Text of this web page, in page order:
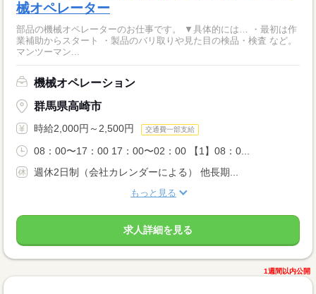
械オペレーター
部品の機械オペレーターのお仕事です。 ▼具体的には… ・最初は作
業補助からスタート ・製品のバリ取りや見た目の検品・検査 など。
マンツーマン...
機械オペレーション
群馬県高崎市
時給2,000円～2,500円 交通費一部支給
08：00〜17：00 17：00〜02：00 【1】08：0...
週休2日制（会社カレンダーによる） 他長期...
もっと見る
求人詳細を見る
1週間以内公開